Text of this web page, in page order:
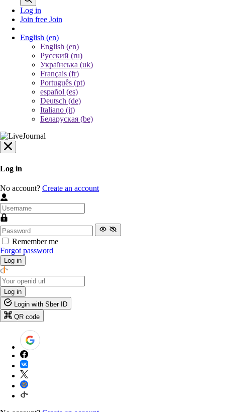
Log in
Join free Join
English (en)
English (en)
Русский (ru)
Українська (uk)
Français (fr)
Português (pt)
español (es)
Deutsch (de)
Italiano (it)
Беларуская (be)
Log in
No account? Create an account
Remember me
Forgot password
Log in
Log in
Login with Sber ID
QR code